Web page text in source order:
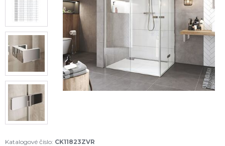
Katalogové číslo: CK11823ZVR